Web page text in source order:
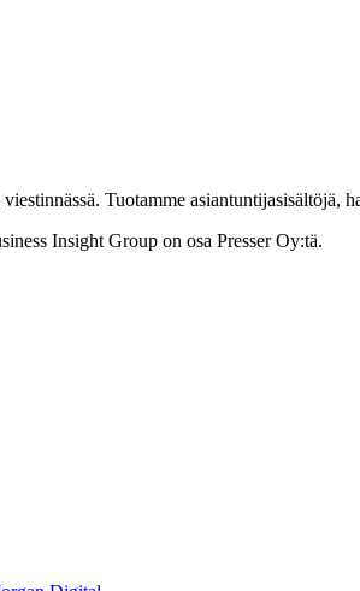
Tuotamme asiantuntijasisältöjä,
Insight Group on osa Presser Oy:tä.